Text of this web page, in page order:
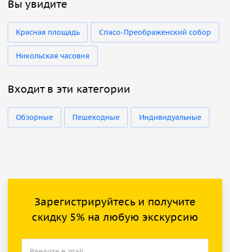
Вы увидите
Красная площадь Спасо-Преображенский собор
Никольская часовня
Входит в эти категории
Обзорные Пешеходные Индивидуальные
Зарегистрируйтесь и получите
скидку 5% на любую экскурсию